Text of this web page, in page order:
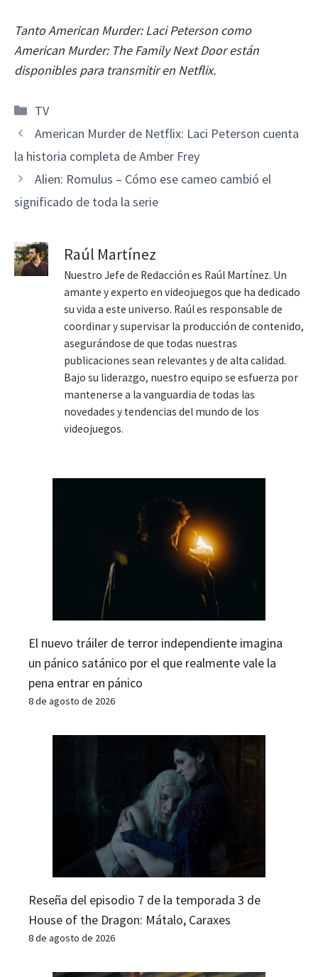
Tanto American Murder: Laci Peterson como
American Murder: The Family Next Door están
disponibles para transmitir en Netflix.
Categorías
TV
American Murder de Netflix: Laci Peterson cuenta
la historia completa de Amber Frey
Alien: Romulus – Cómo ese cameo cambió el
significado de toda la serie
Raúl Martínez
Nuestro Jefe de Redacción es Raúl Martínez. Un
amante y experto en videojuegos que ha dedicado
su vida a este universo. Raúl es responsable de
coordinar y supervisar la producción de contenido,
asegurándose de que todas nuestras
publicaciones sean relevantes y de alta calidad.
Bajo su liderazgo, nuestro equipo se esfuerza por
mantenerse a la vanguardia de todas las
novedades y tendencias del mundo de los
videojuegos.
El nuevo tráiler de terror independiente imagina
un pánico satánico por el que realmente vale la
pena entrar en pánico
8 de agosto de 2026
Reseña del episodio 7 de la temporada 3 de
House of the Dragon: Mátalo, Caraxes
8 de agosto de 2026